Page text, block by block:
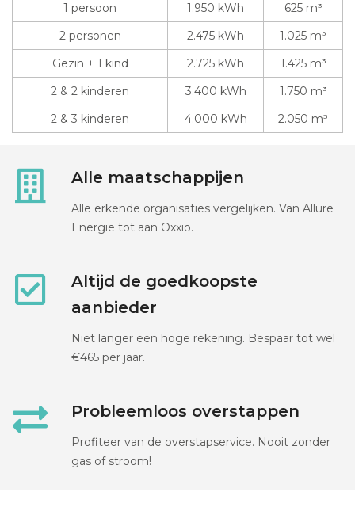
1 persoon
1.950 kWh
625 m³
2 personen
2.475 kWh
1.025 m³
Gezin + 1 kind
2.725 kWh
1.425 m³
2 & 2 kinderen
3.400 kWh
1.750 m³
2 & 3 kinderen
4.000 kWh 2.050 m³
Alle maatschappijen
Alle erkende organisaties vergelijken. Van Allure
Energie tot aan Oxxio.
Altijd de goedkoopste
aanbieder
Niet langer een hoge rekening. Bespaar tot wel
€465 per jaar.
Probleemloos overstappen
Profiteer van de overstapservice. Nooit zonder
gas of stroom!